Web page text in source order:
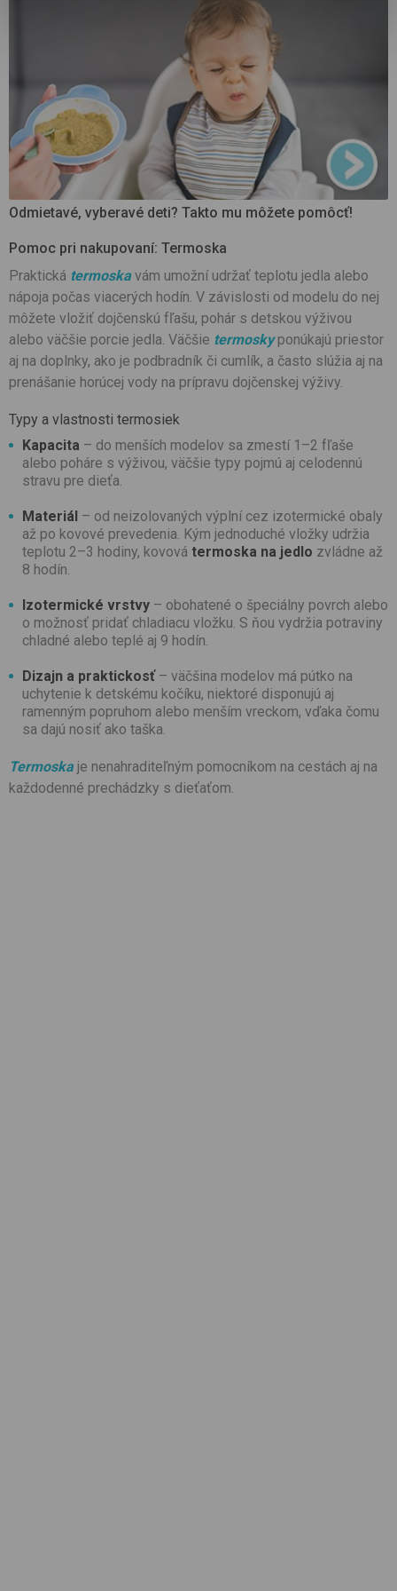
Odmietavé, vyberavé deti? Takto mu môžete pomôcť!
Pomoc pri nakupovaní: Termoska
Praktická termoskavám umožní udržať teplotu jedla alebo
nápoja počas viacerých hodín. V závislosti od modelu do nej
môžete vložiť dojčenskú fľašu, pohár s detskou výživou
alebo väčšie porcie jedla. Väčšie termoskyponúkajú priestor
aj na doplnky, ako je podbradník či cumlík, a často slúžia aj na
prenášanie horúcej vody na prípravu dojčenskej výživy.
Typy a vlastnosti termosiek
Kapacita – do menších modelov sa zmestí 1–2 fľaše
alebo poháre s výživou, väčšie typy pojmú aj celodennú
stravu pre dieťa.
Materiál – od neizolovaných výplní cez izotermické obaly
až po kovové prevedenia. Kým jednoduché vložky udržia
teplotu 2–3 hodiny, kovová termoska na jedlo zvládne až
8 hodín.
Izotermické vrstvy – obohatené o špeciálny povrch alebo
o možnosť pridať chladiacu vložku. S ňou vydržia potraviny
chladné alebo teplé aj 9 hodín.
Dizajn a praktickosť– väčšina modelov má pútko na
uchytenie k detskému kočíku, niektoré disponujú aj
ramenným popruhom alebo menším vreckom, vďaka čomu
sa dajú nosiť ako taška.
Termoska je nenahraditeľným pomocníkom na cestách aj na
každodenné prechádzky s dieťaťom.